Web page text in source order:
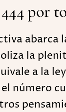
por
la
a la
número